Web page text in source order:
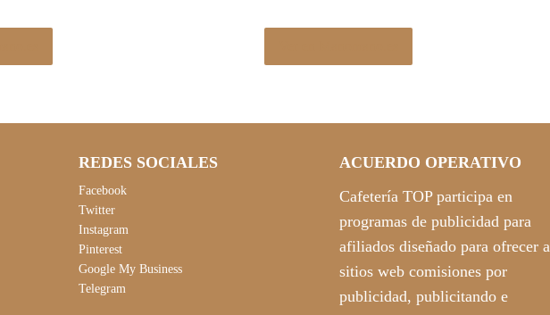
REDES SOCIALES
Facebook
Twitter
Instagram
Pinterest
Google My Business
Telegram
ACUERDO OPERATIVO
Cafetería TOP participa en
programas de publicidad para
afiliados diseñado para ofrecer a
sitios web comisiones por
publicidad, publicitando e